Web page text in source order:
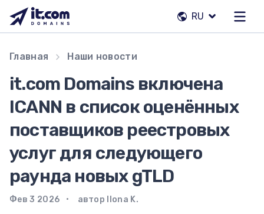
Перейти
содержимому
RU
Наша команда
Контакты
Регистраторы
RU
Главная Наши новости
it.com Domains включена
ICANN в список оценённых
поставщиков реестровых
услуг для следующего
раунда новых gTLD
Фев 3 2026 автор Ilona K.